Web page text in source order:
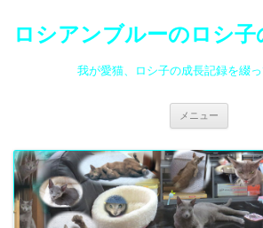
ロシアンブルーのロシ子
我が愛猫、ロシ子の成長記録を綴っ
メニュー
ツ
へ
ス
キ
ッ
プ